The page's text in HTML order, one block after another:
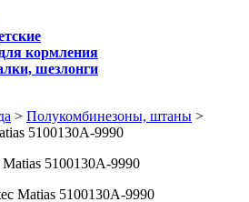
кормления
шезлонги
> Полукомбинезоны, штаны >
5100130A-9990
5100130A-9990